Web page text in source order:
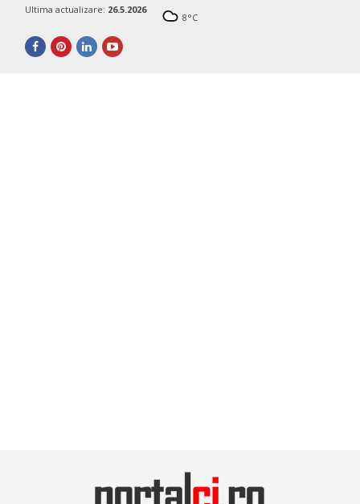
Ultima actualizare: 26.5.2026
8°C